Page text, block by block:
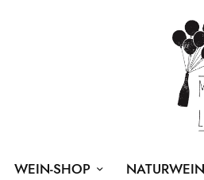
WEIN-SHOP NATURWEIN